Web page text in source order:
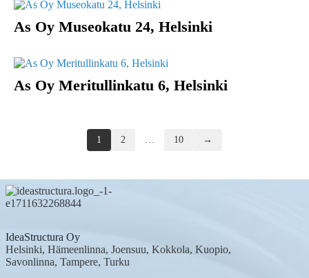
As Oy Museokatu 24, Helsinki
As Oy Meritullinkatu 6, Helsinki
1 2 … 10 →
IdeaStructura Oy
Helsinki, Hämeenlinna, Joensuu, Kokkola, Kuopio,
Savonlinna, Tampere, Turku